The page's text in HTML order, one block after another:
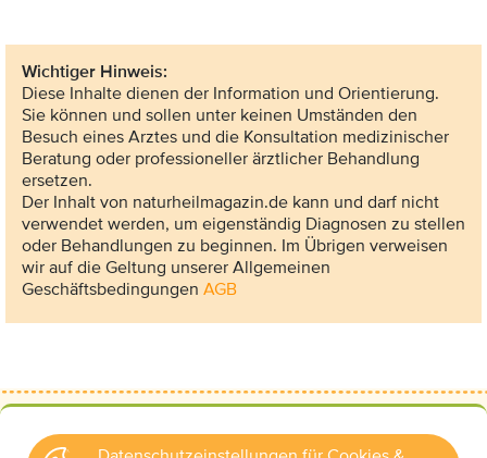
Wichtiger Hinweis:
Diese Inhalte dienen der Information und Orientierung.
Sie können und sollen unter keinen Umständen den
Besuch eines Arztes und die Konsultation medizinischer
Beratung oder professioneller ärztlicher Behandlung
ersetzen.
Der Inhalt von naturheilmagazin.de kann und darf nicht
verwendet werden, um eigenständig Diagnosen zu stellen
oder Behandlungen zu beginnen. Im Übrigen verweisen
wir auf die Geltung unserer Allgemeinen
Geschäftsbedingungen AGB